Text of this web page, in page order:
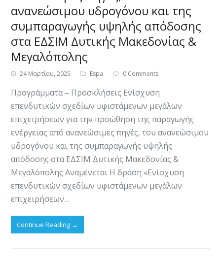
ανανεώσιμου υδρογόνου και της
συμπαραγωγής υψηλής απόδοσης
στα ΕΔΣΙΜ Δυτικής Μακεδονίας &
Μεγαλόπολης
24 Μαρτίου, 2025 Espa 0 Comments
Προγράμματα – Προσκλήσεις Ενίσχυση
επενδυτικών σχεδίων υφιστάμενων μεγάλων
επιχειρήσεων για την προώθηση της παραγωγής
ενέργειας από ανανεώσιμες πηγές, του ανανεώσιμου
υδρογόνου και της συμπαραγωγής υψηλής
απόδοσης στα ΕΔΣΙΜ Δυτικής Μακεδονίας &
Μεγαλόπολης Αναμένεται Η δράση «Ενίσχυση
επενδυτικών σχεδίων υφιστάμενων μεγάλων
επιχειρήσεων…
Continue Reading →